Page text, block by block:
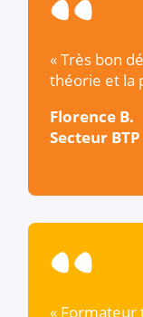
« Très bon
théorie et la
Florence B.
Secteur BTP
« Formateur